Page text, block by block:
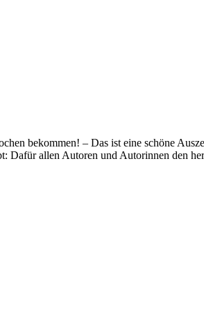
bekommen! – Das ist eine schöne
Dafür allen Autoren und Autorinnen den